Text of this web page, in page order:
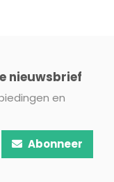
nieuwsbrief
en
Abonneer